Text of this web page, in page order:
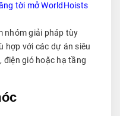
tời mở WorldHoists
nhóm giải pháp tùy
hợp với các dự án siêu
gió hoặc hạ tầng